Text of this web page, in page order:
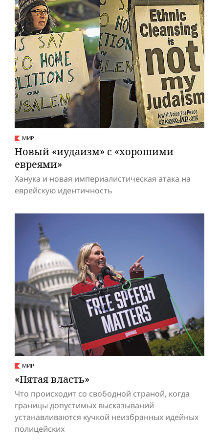
МИР
Новый «иудаизм» с «хорошими
евреями»
Ханука и новая империалистическая атака на
еврейскую идентичность
МИР
«Пятая власть»
Что происходит со свободной страной, когда
границы допустимых высказываний
устанавливаются кучкой неизбранных идейных
полицейских